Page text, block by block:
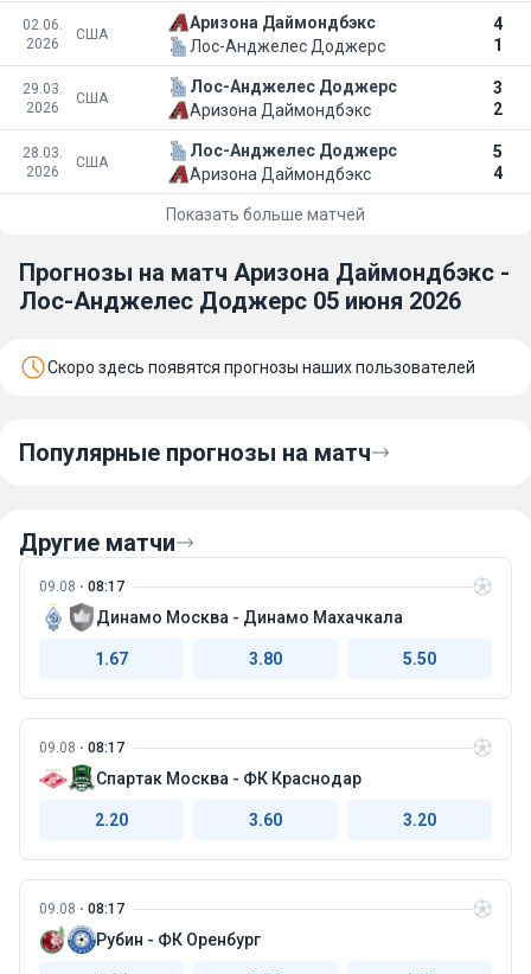
02.06.
2026
США
Аризона Даймондбэкс
4
1
Лос-Анджелес Доджерс
29.03.
2026
США
Лос-Анджелес Доджерс
3
2
Аризона Даймондбэкс
28.03.
2026
США
Лос-Анджелес Доджерс
5
4
Аризона Даймондбэкс
Показать больше матчей
Прогнозы на матч Аризона Даймондбэкс -
Лос-Анджелес Доджерс 05 июня 2026
Скоро здесь появятся прогнозы наших пользователей
Популярные прогнозы на матч
Другие матчи
09.08 08:17
Динамо Москва - Динамо Махачкала
1.67 3.80 5.50
09.08 08:17
Спартак Москва - ФК Краснодар
2.20 3.60 3.20
09.08 08:17
Рубин - ФК Оренбург